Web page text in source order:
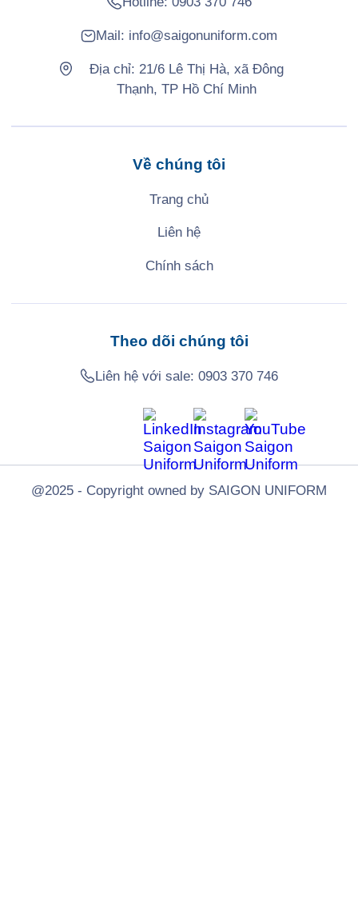
Mail: info@saigonuniform.com
Địa chỉ: 21/6 Lê Thị Hà, xã Đông
Thạnh, TP Hồ Chí Minh
Về chúng tôi
Trang chủ
Liên hệ
Chính sách
Theo dõi chúng tôi
Liên hệ với sale:0903 370 746
@2025 - Copyright owned by SAIGON UNIFORM